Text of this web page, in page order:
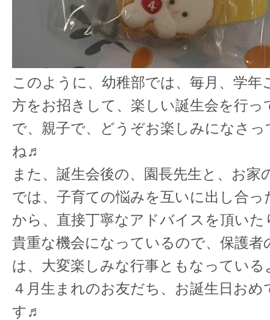
このように、幼稚部では、毎月、学年
方をお招きして、楽しい誕生会を行っ
で、親子で、どうぞお楽しみになさ
ね♬
また、誕生会後の、園長先生と、お家
では、子育ての悩みを互いに出し合っ
から、直接丁寧なアドバイスを頂いた
貴重な機会になっているので、保護者
は、大変楽しみな行事ともなっている
４月生まれのお友だち、お誕生日お
す♬